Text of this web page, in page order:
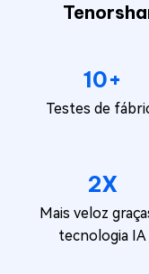
10+
Testes de
2X
Mais veloz
tecnologia IA